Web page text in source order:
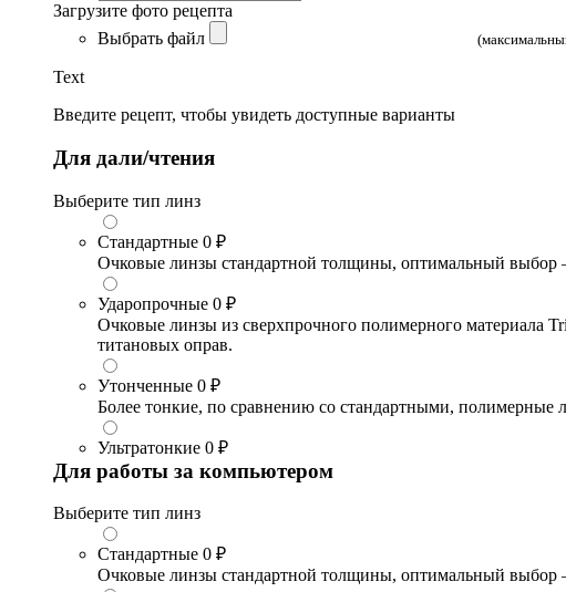
Загрузите фото рецепта
Выбрать файл
Text
Введите рецепт, чтобы увидеть доступные варианты
Для дали/чтения
Выберите тип линз
Стандартные 0 ₽
Очковые линзы стандартной толщины, оптимальный выбор
Ударопрочные 0 ₽
Очковые линзы из сверхпрочного полимерного материала
титановых оправ.
Утонченные 0 ₽
Более тонкие, по сравнению со стандартными,
Ультратонкие 0 ₽
Для работы за компьютером
Выберите тип линз
Стандартные 0 ₽
Очковые линзы стандартной толщины, оптимальный выбор